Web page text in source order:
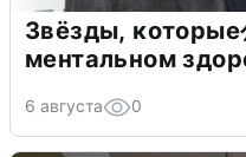
Звёзды, которые
ментальном
6 августа 0